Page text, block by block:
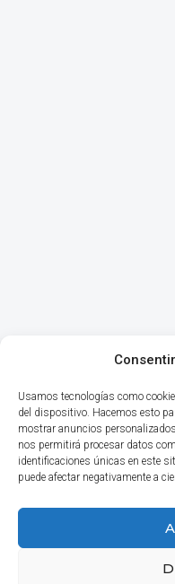
Usamos tecnologías como
del dispositivo. Hacemos esto
mostrar anuncios
nos permitirá procesar datos
identificaciones únicas en este
puede afectar negativamente a
©